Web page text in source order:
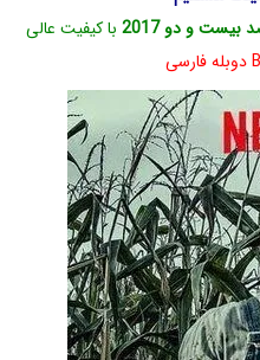
و دو 2017
با کیفیت عالی